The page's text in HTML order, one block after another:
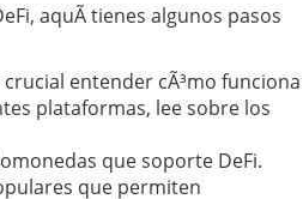
aquÃ­ tienes algunos pasos
entender cÃ³mo funciona
plataformas, lee sobre los
que soporte DeFi.
que permiten